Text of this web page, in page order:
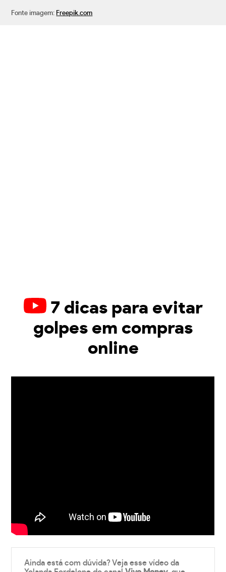
Fonte imagem: Freepik.com
7 dicas para evitar
golpes em compras
online
Ainda está com dúvida? Veja esse vídeo da